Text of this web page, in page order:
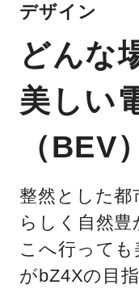
デザイン
どんな
美しい
（BEV
整然とした
らしく自然
こへ行って
がbZ4Xの目